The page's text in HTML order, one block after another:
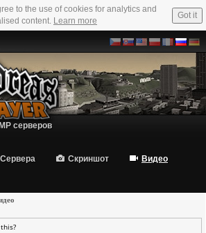
to the use of cookies for analytics and
content. Learn more
Got it
серверов
Скриншот
Видео